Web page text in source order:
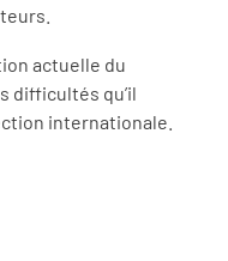
actuelle du
difficultés qu’il
internationale.